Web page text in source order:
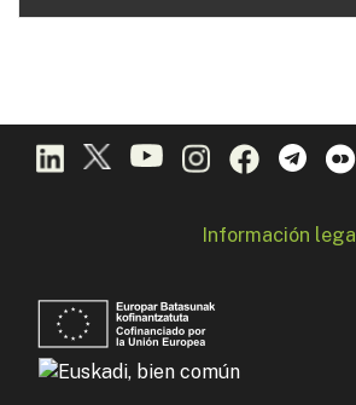
Información